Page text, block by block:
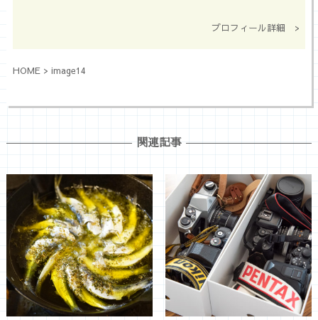
プロフィール詳細 >
HOME> image14
関連記事